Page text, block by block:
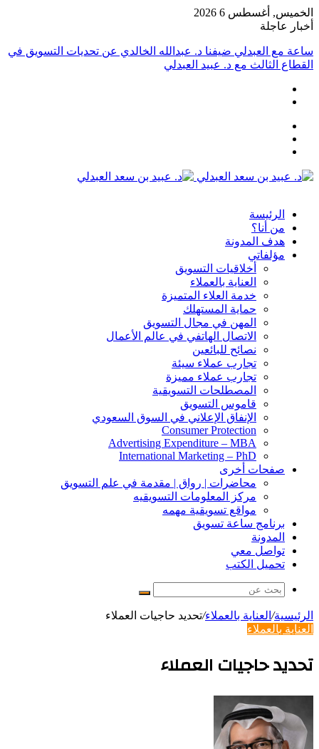
الخميس, أغسطس 6 2026
أخبار عاجلة
ساعة مع العبدلي ضيفنا د. عبدالله الخالدي عن تحديات التسويق في
القطاع الثالث مع د. عبيد العبدلي
القائمة
الرئيسة
من أنا؟
هدف المدونة
مؤلفاتي
أخلاقيات التسويق
العناية بالعملاء
خدمة العلاء المتميزة
حماية المستهلك
المهن في مجال التسويق
الاتصال الهاتفي في عالم الأعمال
نصائح للبائعين
تجارب عملاء سيئة
تجارب عملاء مميزة
المصطلحات التسويقية
قاموس التسويق
الإنفاق الإعلاني في السوق السعودي
Consumer Protection
Advertising Expenditure – MBA
International Marketing – PhD
صفحات أخرى
محاضرات | رواق | مقدمة في علم التسويق
مركز المعلومات التسويقيه
مواقع تسويقية مهمه
برنامج ساعة تسويق
المدونة
تواصل معي
تحميل الكتب
بحث
عن
الرئيسية/ العناية بالعملاء/تحديد حاجيات العملاء
العناية بالعملاء
تحديد حاجيات العملاء